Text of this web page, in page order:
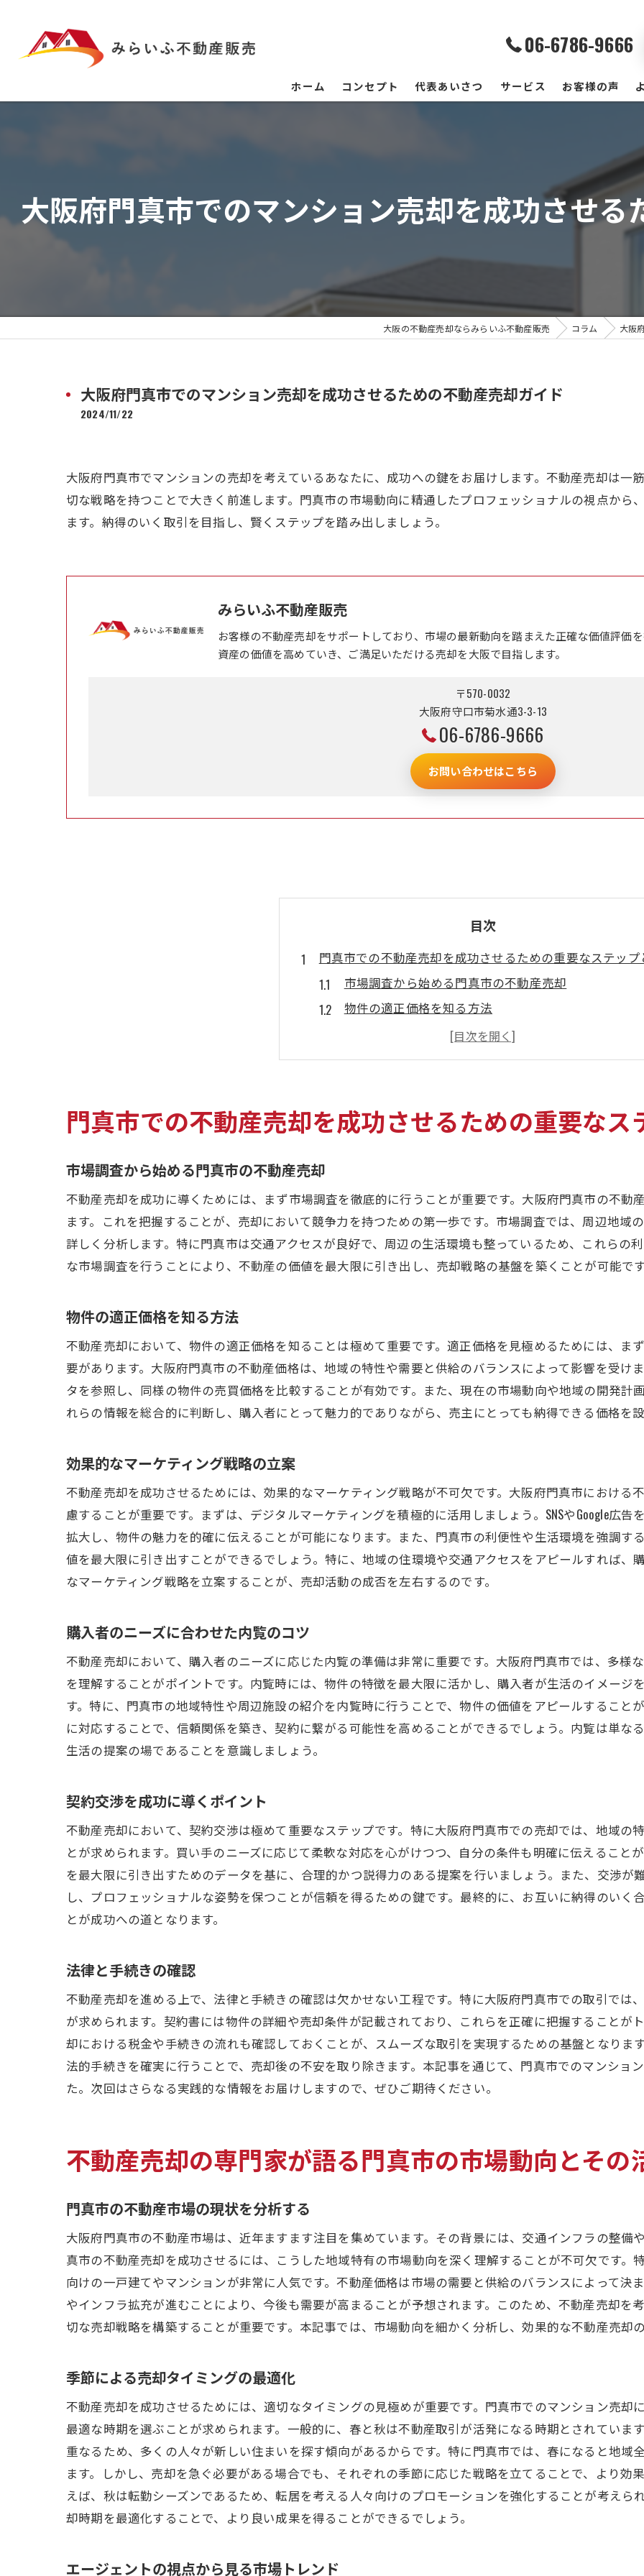
06-6786-9666
ホーム コンセプト 代表あいさつ サービス お客様の声
大阪府門真市でのマンション売却を成功させる
大阪の不動産売却ならみらいふ不動産販売 コラム 大阪
大阪府門真市でのマンション売却を成功させるための不動産売却ガイド
2024/11/22
大阪府門真市でマンションの売却を考えているあなたに、成功への鍵をお届けします。不動産売却は一
切な戦略を持つことで大きく前進します。門真市の市場動向に精通したプロフェッショナルの視点から
ます。納得のいく取引を目指し、賢くステップを踏み出しましょう。
みらいふ不動産販売
お客様の不動産売却をサポートしており、市場の最新動向を踏まえた正確な価値評価
資産の価値を高めていき、ご満足いただける売却を大阪で目指します。
〒570-0032
大阪府守口市菊水通3-3-13
06-6786-9666
お問い合わせはこちら
目次
門真市での不動産売却を成功させるための重要なステップ
市場調査から始める門真市の不動産売却
物件の適正価格を知る方法
効果的なマーケティング戦略の立案
購入者のニーズに合わせた内覧のコツ
法律と手続きの確認
不動産売却の専門家が語る門真市の市場動向とその活用法
エージェントの視点から見る市場トレンド
競合物件との違いを生かす方法
経済状況が不動産価格に与える影響
地元の需要を踏まえた販売戦略
門真市ならではのプロモーション方法
地域イベントを活用した売却アプローチ
賢い不動産売却のための門真市特有のポイント
地域密着型の不動産業者を選ぶ
門真市の購入者ニーズを理解する
地元情報を活用した売却プロセス
エコフレンドリーな設備のアピール
成功する不動産売却に欠かせない門真市の市場理解
門真市の不動産価値の傾向を把握する
人口動態が市場に与える影響
地域の価格帯の理解と設定
不動産売却のプロが教える門真市での売却テクニック
プロが進める効果的な内覧準備
契約時に確認すべき重要事項
門真市における不動産売却で物件価値を最大化する方法
リフォームと修繕の有効活用
インテリアデザインのアップグレード
エネルギー効率の向上とアピール
購入者の視点で物件を見直す
リアルな市場予測を基にした決断
売却目標に基づく柔軟な戦略
フィードバックを反映した販売方法
売却後の手続きのスムーズな進行
門真市での不動産売却を成功させるための重要なス
市場調査から始める門真市の不動産売却
不動産売却を成功に導くためには、まず市場調査を徹底的に行うことが重要です。大阪府門真市の不動
ます。これを把握することが、売却において競争力を持つための第一歩です。市場調査では、周辺地域
詳しく分析します。特に門真市は交通アクセスが良好で、周辺の生活環境も整っているため、これらの
な市場調査を行うことにより、不動産の価値を最大限に引き出し、売却戦略の基盤を築くことが可能で
物件の適正価格を知る方法
不動産売却において、物件の適正価格を知ることは極めて重要です。適正価格を見極めるためには、ま
要があります。大阪府門真市の不動産価格は、地域の特性や需要と供給のバランスによって影響を受け
タを参照し、同様の物件の売買価格を比較することが有効です。また、現在の市場動向や地域の開発計
れらの情報を総合的に判断し、購入者にとって魅力的でありながら、売主にとっても納得できる価格を
効果的なマーケティング戦略の立案
不動産売却を成功させるためには、効果的なマーケティング戦略が不可欠です。大阪府門真市における
慮することが重要です。まずは、デジタルマーケティングを積極的に活用しましょう。SNSやGoogle広
拡大し、物件の魅力を的確に伝えることが可能になります。また、門真市の利便性や生活環境を強調す
値を最大限に引き出すことができるでしょう。特に、地域の住環境や交通アクセスをアピールすれば、
なマーケティング戦略を立案することが、売却活動の成否を左右するのです。
購入者のニーズに合わせた内覧のコツ
不動産売却において、購入者のニーズに応じた内覧の準備は非常に重要です。大阪府門真市では、多様
を理解することがポイントです。内覧時には、物件の特徴を最大限に活かし、購入者が生活のイメージ
す。特に、門真市の地域特性や周辺施設の紹介を内覧時に行うことで、物件の価値をアピールすること
に対応することで、信頼関係を築き、契約に繋がる可能性を高めることができるでしょう。内覧は単な
生活の提案の場であることを意識しましょう。
契約交渉を成功に導くポイント
不動産売却において、契約交渉は極めて重要なステップです。特に大阪府門真市での売却では、地域の
とが求められます。買い手のニーズに応じて柔軟な対応を心がけつつ、自分の条件も明確に伝えること
を最大限に引き出すためのデータを基に、合理的かつ説得力のある提案を行いましょう。また、交渉が
し、プロフェッショナルな姿勢を保つことが信頼を得るための鍵です。最終的に、お互いに納得のい
とが成功への道となります。
法律と手続きの確認
不動産売却を進める上で、法律と手続きの確認は欠かせない工程です。特に大阪府門真市での取引では
が求められます。契約書には物件の詳細や売却条件が記載されており、これらを正確に把握することが
却における税金や手続きの流れも確認しておくことが、スムーズな取引を実現するための基盤となりま
法的手続きを確実に行うことで、売却後の不安を取り除きます。本記事を通じて、門真市でのマンショ
た。次回はさらなる実践的な情報をお届けしますので、ぜひご期待ください。
不動産売却の専門家が語る門真市の市場動向とその
門真市の不動産市場の現状を分析する
大阪府門真市の不動産市場は、近年ますます注目を集めています。その背景には、交通インフラの整備
真市の不動産売却を成功させるには、こうした地域特有の市場動向を深く理解することが不可欠です。
向けの一戸建てやマンションが非常に人気です。不動産価格は市場の需要と供給のバランスによって決
やインフラ拡充が進むことにより、今後も需要が高まることが予想されます。このため、不動産売却を
切な売却戦略を構築することが重要です。本記事では、市場動向を細かく分析し、効果的な不動産売却
季節による売却タイミングの最適化
不動産売却を成功させるためには、適切なタイミングの見極めが重要です。門真市でのマンション売却
最適な時期を選ぶことが求められます。一般的に、春と秋は不動産取引が活発になる時期とされていま
重なるため、多くの人々が新しい住まいを探す傾向があるからです。特に門真市では、春になると地域
ます。しかし、売却を急ぐ必要がある場合でも、それぞれの季節に応じた戦略を立てることで、より効
えば、秋は転勤シーズンであるため、転居を考える人々向けのプロモーションを強化することが考えら
却時期を最適化することで、より良い成果を得ることができるでしょう。
エージェントの視点から見る市場トレンド